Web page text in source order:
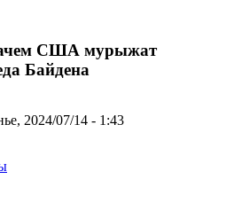
США мурыжат
Байдена
2024/07/14 - 1:43